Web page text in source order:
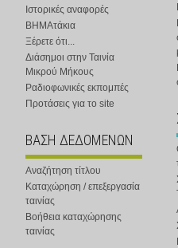
Ιστορικές αναφορές
ΒΗΜΑτάκια
Ξέρετε ότι...
Διάσημοι στην Ταινία
Μικρού Μήκους
Ραδιοφωνικές εκπομπές
Προτάσεις για το site
ΒΑΣΗ ΔΕΔΟΜΕΝΩΝ
Αναζήτηση τίτλου
Καταχώρηση / επεξεργασία
ταινίας
Βοήθεια καταχώρησης
ταινίας